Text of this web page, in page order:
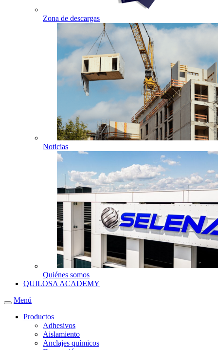
Zona de descargas
Noticias
Quiénes somos
QUILOSA ACADEMY
Menú
Productos
Adhesivos
Aislamiento
Anclajes químicos